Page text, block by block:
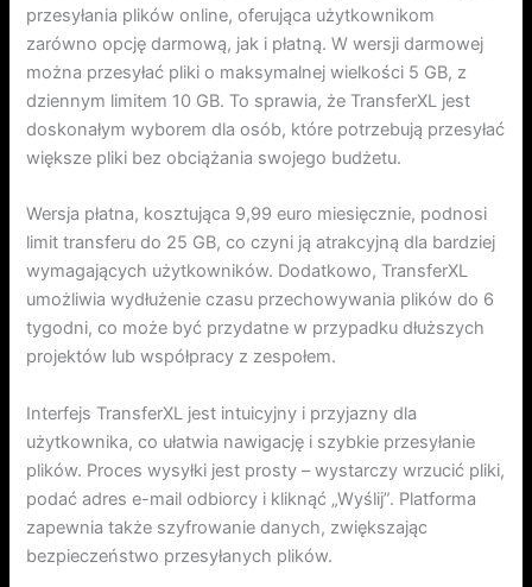
przesyłania plików online, oferująca użytkownikom
zarówno opcję darmową, jak i płatną. W wersji darmowej
można przesyłać pliki o maksymalnej wielkości 5 GB, z
dziennym limitem 10 GB. To sprawia, że TransferXL jest
doskonałym wyborem dla osób, które potrzebują przesyłać
większe pliki bez obciążania swojego budżetu.
Wersja płatna, kosztująca 9,99 euro miesięcznie, podnosi
limit transferu do 25 GB, co czyni ją atrakcyjną dla bardziej
wymagających użytkowników. Dodatkowo, TransferXL
umożliwia wydłużenie czasu przechowywania plików do 6
tygodni, co może być przydatne w przypadku dłuższych
projektów lub współpracy z zespołem.
Interfejs TransferXL jest intuicyjny i przyjazny dla
użytkownika, co ułatwia nawigację i szybkie przesyłanie
plików. Proces wysyłki jest prosty – wystarczy wrzucić pliki,
podać adres e-mail odbiorcy i kliknąć „Wyślij”. Platforma
zapewnia także szyfrowanie danych, zwiększając
bezpieczeństwo przesyłanych plików.